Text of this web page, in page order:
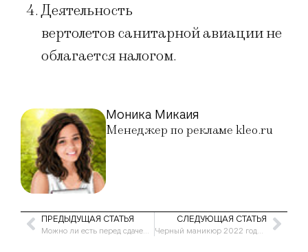
Деятельность
вертолетов санитарной авиации не
облагается налогом.
Моника Микаия
Менеджер по рекламе kleo.ru
ПРЕДЫДУЩАЯ СТАТЬЯ СЛЕДУЮЩАЯ СТАТЬЯ